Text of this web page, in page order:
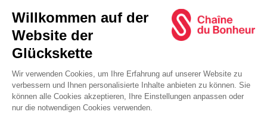
@2025 Glückskette